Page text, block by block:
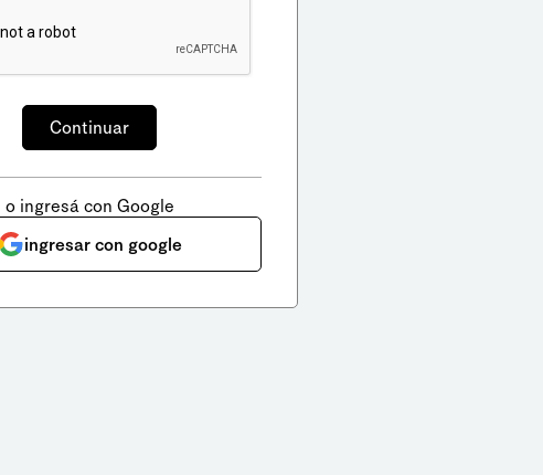
o ingresá con Google
ingresar con google